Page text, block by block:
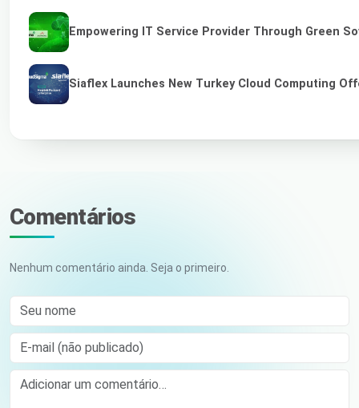
Empowering IT Service Provider Through Green
Siaflex Launches New Turkey Cloud Computing
Comentários
Nenhum comentário ainda. Seja o primeiro.
Seu nome
E-mail (não publicado)
Comment